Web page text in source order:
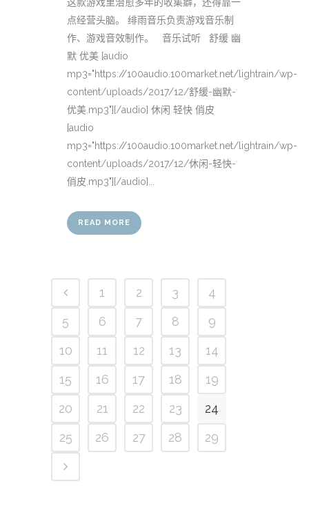
点经营头脑。 绯雨音乐负责游戏音乐制
作、游戏音效制作。 音乐试听 舒缓 幽
默 优美 [audio
mp3="https://100audio.100market.net/lightrain/wp-
content/uploads/2017/12/舒缓-幽默-
优美.mp3"][/audio] 休闲 轻快 俏皮
[audio
mp3="https://100audio.100market.net/lightrain/wp-
content/uploads/2017/12/休闲-轻快-
俏皮.mp3"][/audio]...
READ MORE
1 2 3
4
5
6 7 8
9
10
11 12 13
14
15
16 17 18
19
20
21 22 23
24
25
26 27 28 29